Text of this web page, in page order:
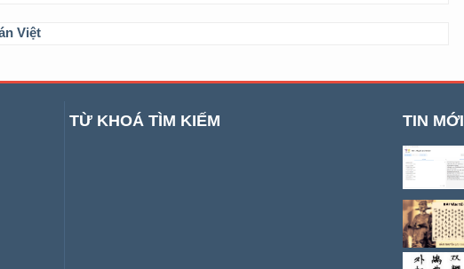
Việt
TỪ KHOÁ TÌM KIẾM TIN MỚI